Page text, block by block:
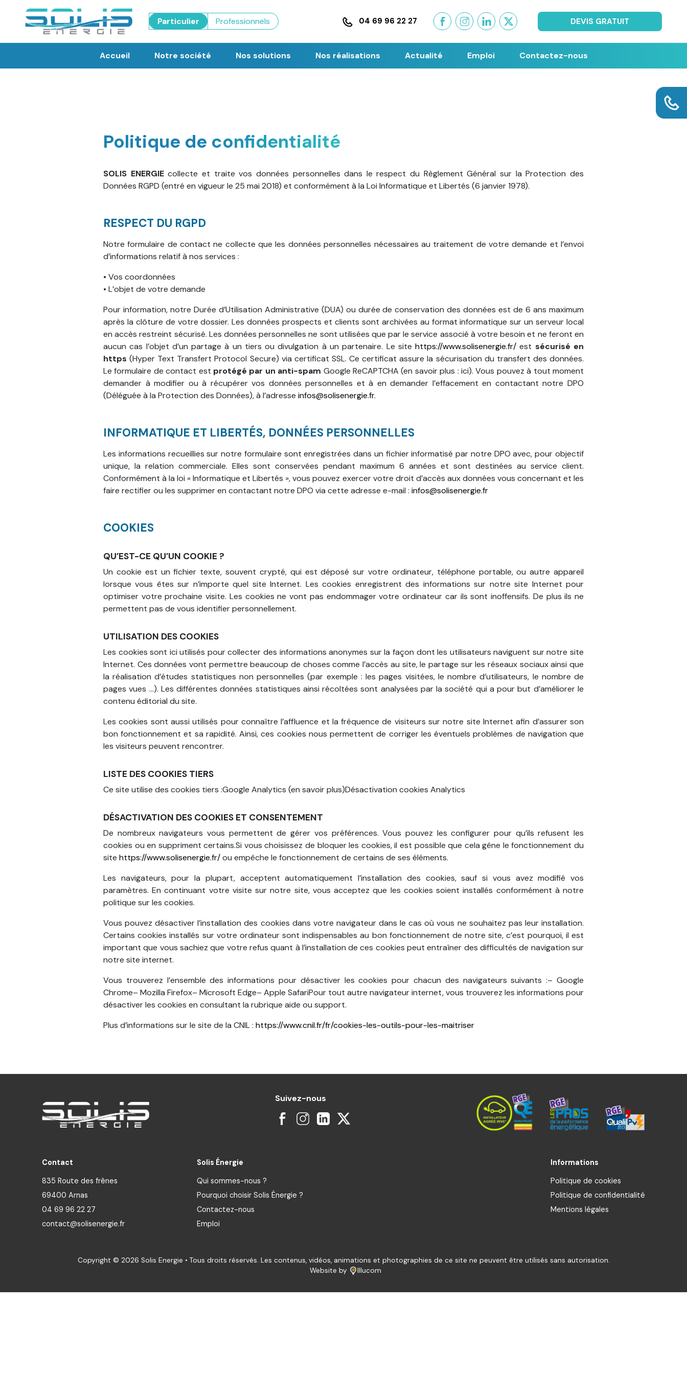
Particulier Professionnels 04 69 96 22 27 DEVIS GRATUIT
Accueil Notre société Nos solutions Nos réalisations Actualité Emploi Contactez-nous
Politique de confidentialité
SOLIS ENERGIEcollecte et traite vos données personnelles dans le respect du Règlement Général sur la Protection des
Données RGPD (entré en vigueur le 25 mai 2018) et conformément à la Loi Informatique et Libertés (6 janvier 1978).
RESPECT DU RGPD
Notre formulaire de contact ne collecte que les données personnelles nécessaires au traitement de votre demande et l’envoi
d’informations relatif à nos services :
• Vos coordonnées
• L’objet de votre demande
Pour information, notre Durée d’Utilisation Administrative (DUA) ou durée de conservation des données est de 6 ans maximum
après la clôture de votre dossier. Les données prospects et clients sont archivées au format informatique sur un serveur local
en accès restreint sécurisé. Les données personnelles ne sont utilisées que par le service associé à votre besoin et ne feront en
aucun cas l’objet d’un partage à un tiers ou divulgation à un partenaire. Le sitehttps://www.solisenergie.fr/ est sécurisé en
https (Hyper Text Transfert Protocol Secure) via certificat SSL. Ce certificat assure la sécurisation du transfert des données.
Le formulaire de contact est protégé par un anti-spam Google ReCAPTCHA (en savoir plus : ici). Vous pouvez à tout moment
demander à modifier ou à récupérer vos données personnelles et à en demander l’effacement en contactant notre DPO
(Déléguée à la Protection des Données), à l’adresse infos@solisenergie.fr.
INFORMATIQUE ET LIBERTÉS, DONNÉES PERSONNELLES
Les informations recueillies sur notre formulaire sont enregistrées dans un fichier informatisé par notre DPO avec, pour objectif
unique, la relation commerciale. Elles sont conservées pendant maximum 6 années et sont destinées au service client.
Conformément à la loi « Informatique et Libertés », vous pouvez exercer votre droit d’accès aux données vous concernant et les
faire rectifier ou les supprimer en contactant notre DPO via cette adresse e-mail : infos@solisenergie.fr
COOKIES
QU’EST-CE QU’UN COOKIE ?
Un cookie est un fichier texte, souvent crypté, qui est déposé sur votre ordinateur, téléphone portable, ou autre appareil
lorsque vous êtes sur n’importe quel site Internet. Les cookies enregistrent des informations sur notre site Internet pour
optimiser votre prochaine visite. Les cookies ne vont pas endommager votre ordinateur car ils sont inoffensifs. De plus ils ne
permettent pas de vous identifier personnellement.
UTILISATION DES COOKIES
Les cookies sont ici utilisés pour collecter des informations anonymes sur la façon dont les utilisateurs naviguent sur notre site
Internet. Ces données vont permettre beaucoup de choses comme l’accès au site, le partage sur les réseaux sociaux ainsi que
la réalisation d’études statistiques non personnelles (par exemple : les pages visitées, le nombre d’utilisateurs, le nombre de
pages vues …). Les différentes données statistiques ainsi récoltées sont analysées par la société qui a pour but d’améliorer le
contenu éditorial du site.
Les cookies sont aussi utilisés pour connaître l’affluence et la fréquence de visiteurs sur notre site Internet afin d’assurer son
bon fonctionnement et sa rapidité. Ainsi, ces cookies nous permettent de corriger les éventuels problèmes de navigation que
les visiteurs peuvent rencontrer.
LISTE DES COOKIES TIERS
Ce site utilise des cookies tiers :Google Analytics (en savoir plus)Désactivation cookies Analytics
DÉSACTIVATION DES COOKIES ET CONSENTEMENT
De nombreux navigateurs vous permettent de gérer vos préférences. Vous pouvez les configurer pour qu’ils refusent les
cookies ou en suppriment certains.Si vous choisissez de bloquer les cookies, il est possible que cela gêne le fonctionnement du
site https://www.solisenergie.fr/ou empêche le fonctionnement de certains de ses éléments.
Les navigateurs, pour la plupart, acceptent automatiquement l’installation des cookies, sauf si vous avez modifié vos
paramètres. En continuant votre visite sur notre site, vous acceptez que les cookies soient installés conformément à notre
politique sur les cookies.
Vous pouvez désactiver l’installation des cookies dans votre navigateur dans le cas où vous ne souhaitez pas leur installation.
Certains cookies installés sur votre ordinateur sont indispensables au bon fonctionnement de notre site, c’est pourquoi, il est
important que vous sachiez que votre refus quant à l’installation de ces cookies peut entraîner des difficultés de navigation sur
notre site internet.
Vous trouverez l’ensemble des informations pour désactiver les cookies pour chacun des navigateurs suivants :– Google
Chrome– Mozilla Firefox– Microsoft Edge– Apple SafariPour tout autre navigateur internet, vous trouverez les informations pour
désactiver les cookies en consultant la rubrique aide ou support.
Plus d’informations sur le site de la CNIL : https://www.cnil.fr/fr/cookies-les-outils-pour-les-maitriser
Suivez-nous
Contact
835 Route des frênes
69400 Arnas
04 69 96 22 27
contact@solisenergie.fr
Solis Énergie
Qui sommes-nous ?
Pourquoi choisir Solis Énergie ?
Contactez-nous
Emploi
Informations
Politique de cookies
Politique de confidentialité
Mentions légales
Copyright © 2026 Solis Energie • Tous droits réservés. Les contenus, vidéos, animations et photographies de ce site ne peuvent être utilisés sans autorisation.
Website by
Illucom